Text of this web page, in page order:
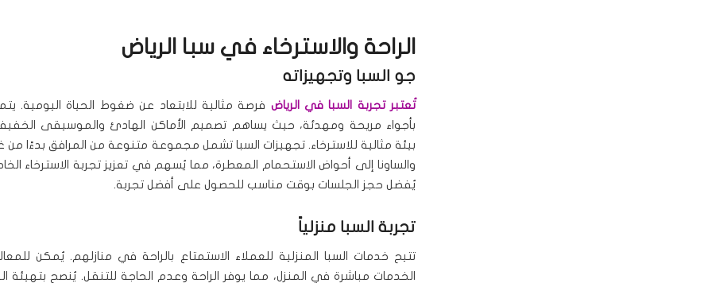
الراحة والاسترخاء في سبا الرياض
جو السبا وتجهيزاته
تُعتبر تجربة السبا في الرياض فرصة مثالية للابتعاد عن ضغوط الحياة اليومية.
بأجواء مريحة ومهدئة، حيث يساهم تصميم الأماكن الهادئ والموسيقى
بيئة مثالية للاسترخاء. تجهيزات السبا تشمل مجموعة متنوعة من المرافق بدءًا
والساونا إلى أحواض الاستحمام المعطرة، مما يُسهم في تعزيز تجربة الاسترخاء
يُفضل حجز الجلسات بوقت مناسب للحصول على أفضل تجربة.
تجربة السبا منزلياً
تتيح خدمات السبا المنزلية للعملاء الاستمتاع بالراحة في منازلهم. يُمكن
الخدمات مباشرة في المنزل، مما يوفر الراحة وعدم الحاجة للتنقل. يُنصح بتهيئة